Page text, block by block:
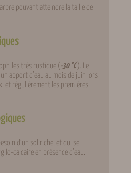
pouvant atteindre la taille de
très rustique ( -30 °C). Le
apport d’eau au mois de juin lors
et régulièrement les premières
d’un sol riche, et qui se
calcaire en présence d’eau.